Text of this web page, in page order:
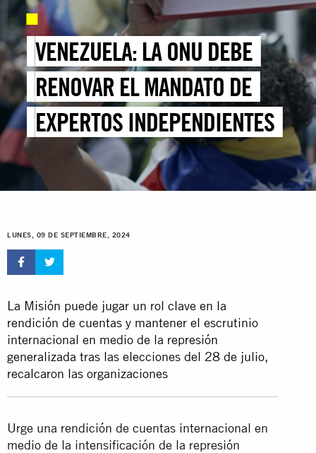
VENEZUELA: LA ONU DEBE
RENOVAR EL MANDATO DE
EXPERTOS INDEPENDIENTES
LUNES, 09 DE SEPTIEMBRE, 2024
La Misión puede jugar un rol clave en la
rendición de cuentas y mantener el escrutinio
internacional en medio de la represión
generalizada tras las elecciones del 28 de julio,
recalcaron las organizaciones
Urge una rendición de cuentas internacional en
medio de la intensificación de la represión